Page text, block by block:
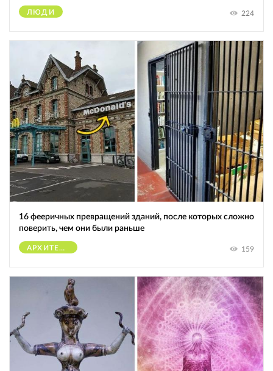
ЛЮДИ 224
16 фееричных превращений зданий, после которых сложно
поверить, чем они были раньше
АРХИТЕКТУРА 159